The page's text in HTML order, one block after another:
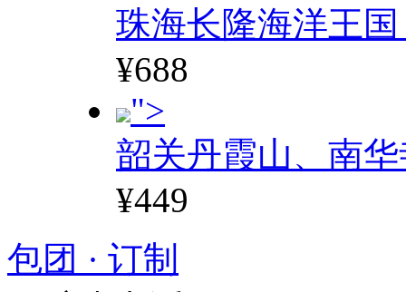
珠海长隆海洋王
¥688
">
韶关丹霞山、南
¥449
包团 · 订制